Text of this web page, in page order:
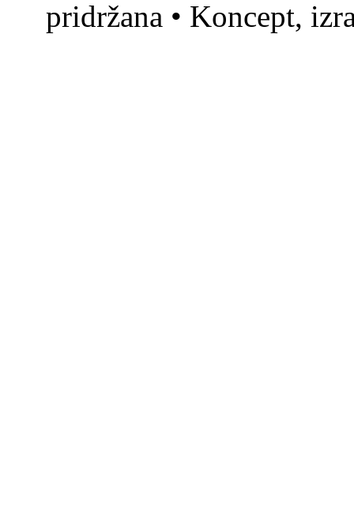
pridržana • Koncept,